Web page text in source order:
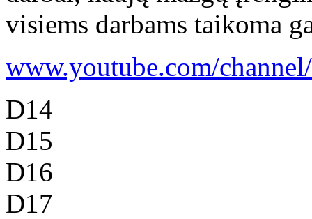
visiems darbams taikoma
www.youtube.com/
D14
D15
D16
D17